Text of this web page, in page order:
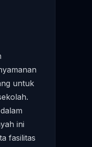
untuk
ini
fasilitas